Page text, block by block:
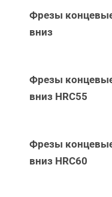
Фрезы
вниз
Фрезы
вниз НRC55
Фрезы
вниз НRC60